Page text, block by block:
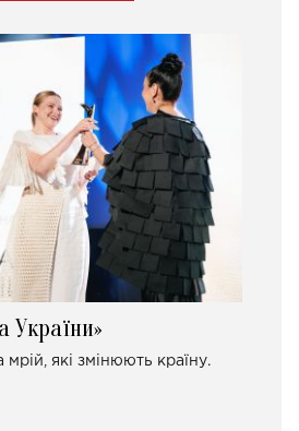
України»
мрій, які змінюють країну.